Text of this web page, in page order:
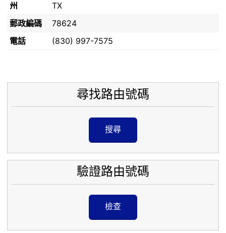
州
TX
郵政編碼
78624
電話
(830) 997-7575
尋找路由號碼
搜尋
驗證路由號碼
檢查